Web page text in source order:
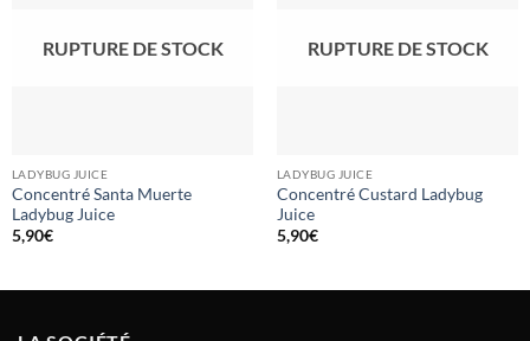
RUPTURE DE STOCK
LADYBUG JUICE
Concentré Santa Muerte
Ladybug Juice
5,90€
RUPTURE DE STOCK
LADYBUG JUICE
Concentré Custard Ladybug
Juice
5,90€